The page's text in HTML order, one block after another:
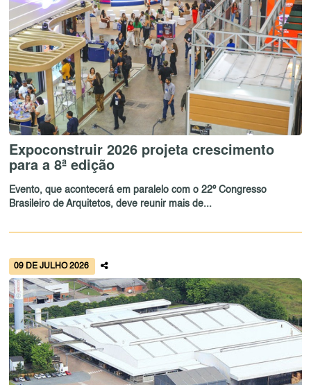
Expoconstruir 2026 projeta crescimento
para a 8ª edição
Evento, que acontecerá em paralelo com o 22º Congresso
Brasileiro de Arquitetos, deve reunir mais de...
09 DE JULHO 2026